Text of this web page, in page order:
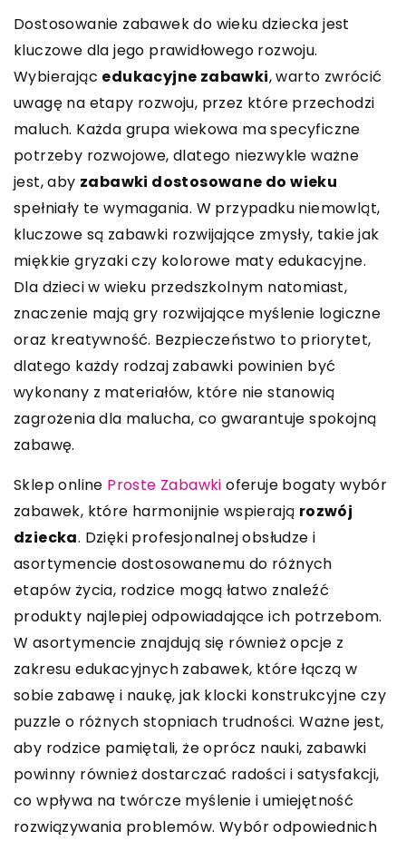
Dostosowanie zabawek do wieku dziecka jest
kluczowe dla jego prawidłowego rozwoju.
Wybierając edukacyjne zabawki, warto zwrócić
uwagę na etapy rozwoju, przez które przechodzi
maluch. Każda grupa wiekowa ma specyficzne
potrzeby rozwojowe, dlatego niezwykle ważne
jest, aby zabawki dostosowane do wieku
spełniały te wymagania. W przypadku niemowląt,
kluczowe są zabawki rozwijające zmysły, takie jak
miękkie gryzaki czy kolorowe maty edukacyjne.
Dla dzieci w wieku przedszkolnym natomiast,
znaczenie mają gry rozwijające myślenie logiczne
oraz kreatywność. Bezpieczeństwo to priorytet,
dlatego każdy rodzaj zabawki powinien być
wykonany z materiałów, które nie stanowią
zagrożenia dla malucha, co gwarantuje spokojną
zabawę.
Sklep online Proste Zabawki oferuje bogaty wybór
zabawek, które harmonijnie wspierają rozwój
dziecka. Dzięki profesjonalnej obsłudze i
asortymencie dostosowanemu do różnych
etapów życia, rodzice mogą łatwo znaleźć
produkty najlepiej odpowiadające ich potrzebom.
W asortymencie znajdują się również opcje z
zakresu edukacyjnych zabawek, które łączą w
sobie zabawę i naukę, jak klocki konstrukcyjne czy
puzzle o różnych stopniach trudności. Ważne jest,
aby rodzice pamiętali, że oprócz nauki, zabawki
powinny również dostarczać radości i satysfakcji,
co wpływa na twórcze myślenie i umiejętność
rozwiązywania problemów. Wybór odpowiednich